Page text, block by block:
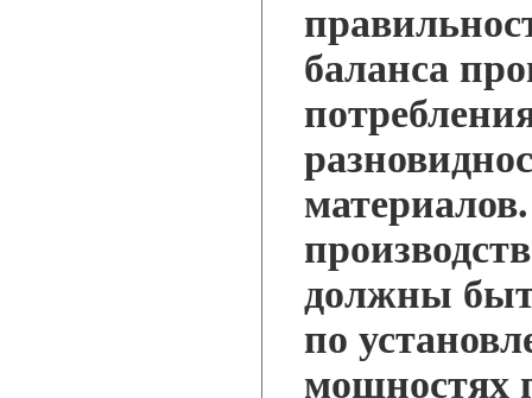
баланса
должны
по
мощностях